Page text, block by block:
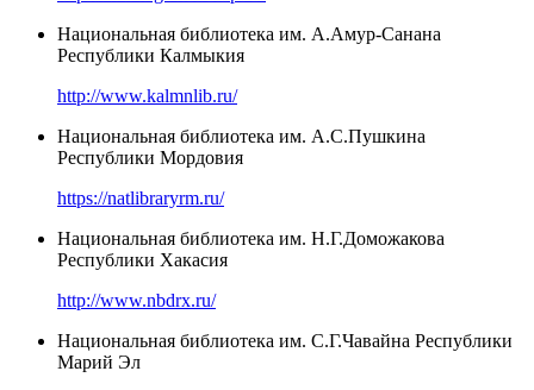
Национальная библиотека им. А.Амур-Санана
Республики Калмыкия
http://www.kalmnlib.ru/
Национальная библиотека им. А.С.Пушкина
Республики Мордовия
https://natlibraryrm.ru/
Национальная библиотека им. Н.Г.Доможакова
Республики Хакасия
http://www.nbdrx.ru/
Национальная библиотека им. С.Г.Чавайна Республики
Марий Эл